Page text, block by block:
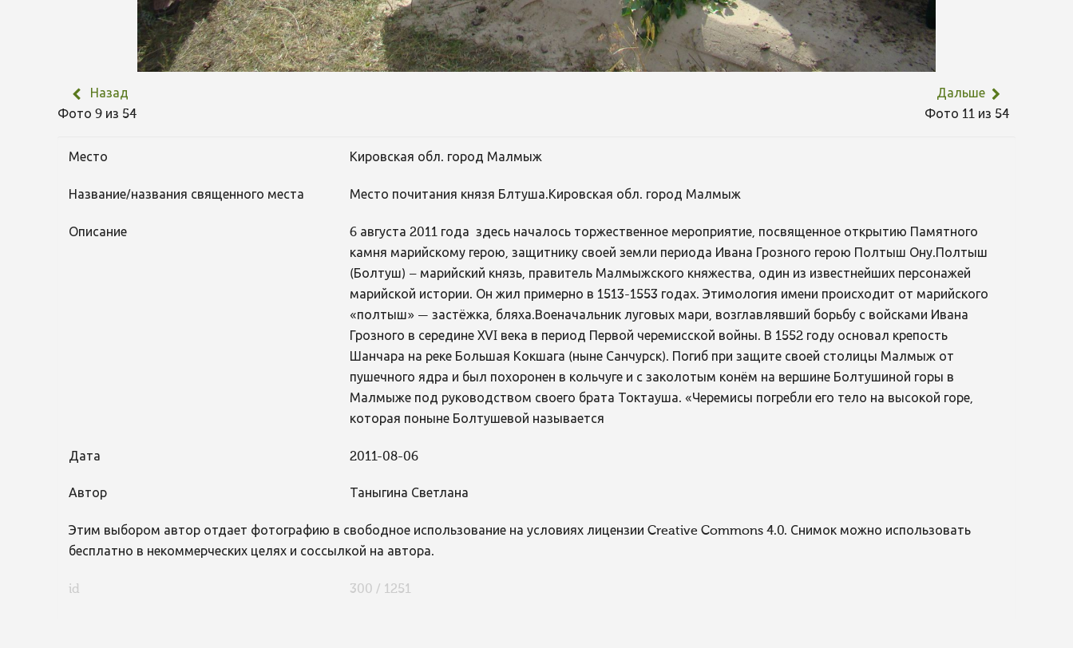
Назад
Фото 9 из 54
Дальше
Фото 11 из 54
Место Кировская обл. город Малмыж
Название/названия священного места Место почитания князя Блтуша.Кировская обл. город Малмыж
Описание
6 августа 2011 года здесь началось торжественное мероприятие, посвященное открытию Памятного
камня марийскому герою, защитнику своей земли периода Ивана Грозного герою Полтыш Ону.Полтыш
(Болтуш) – марийский князь, правитель Малмыжского княжества, один из известнейших персонажей
марийской истории. Он жил примерно в 1513-1553 годах. Этимология имени происходит от марийского
«полтыш» — застёжка, бляха.Военачальник луговых мари, возглавлявший борьбу с войсками Ивана
Грозного в середине XVI века в период Первой черемисской войны. В 1552 году основал крепость
Шанчара на реке Большая Кокшага (ныне Санчурск). Погиб при защите своей столицы Малмыж от
пушечного ядра и был похоронен в кольчуге и с заколотым конём на вершине Болтушиной горы в
Малмыже под руководством своего брата Токтауша. «Черемисы погребли его тело на высокой горе,
которая поныне Болтушевой называется
Дата 2011-08-06
Автор Таныгина Светлана
Этим выбором автор отдает фотографию в свободное использование на условиях лицензии Creative Commons 4.0. Снимок можно использовать
бесплатно в некоммерческих целях и соссылкой на автора.
id 300 / 1251